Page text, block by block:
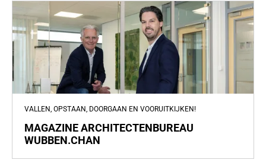
VALLEN, OPSTAAN, DOORGAAN EN VOORUITKIJKEN!
MAGAZINE ARCHITECTENBUREAU
WUBBEN.CHAN